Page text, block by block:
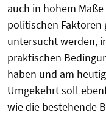
auch in hohem
politischen Faktoren
untersucht werden,
praktischen
haben und am
Umgekehrt soll
wie die bestehende